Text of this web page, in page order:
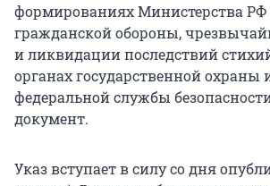
формированиях Министерства РФ
гражданской обороны,
и ликвидации последствий
органах государственной охраны
федеральной службы
документ.
Указ вступает в силу со дня